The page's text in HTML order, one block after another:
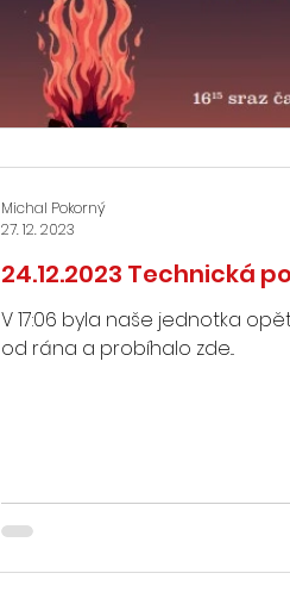
24.12.2023 Technická
V 17:06 byla naše jednotka
od rána a probíhalo zde...
Michal Pokorný
27. 12. 2023